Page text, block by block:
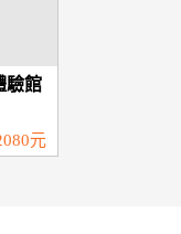
驗館
元